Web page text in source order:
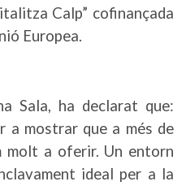
Calp” cofinançada
Europea.
Sala, ha declarat que:
a mostrar que a més de
molt a oferir. Un entorn
ideal per a la